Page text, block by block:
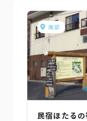
南部
民宿ほたるの